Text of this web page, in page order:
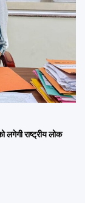
राष्ट्रीय लोक